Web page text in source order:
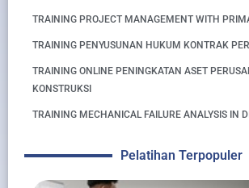
TRAINING PROJECT MANAGEMENT WITH
TRAINING PENYUSUNAN HUKUM KONTRAK
TRAINING ONLINE PENINGKATAN ASET
KONSTRUKSI
TRAINING MECHANICAL FAILURE ANALYSIS IN
Pelatihan Terpopuler